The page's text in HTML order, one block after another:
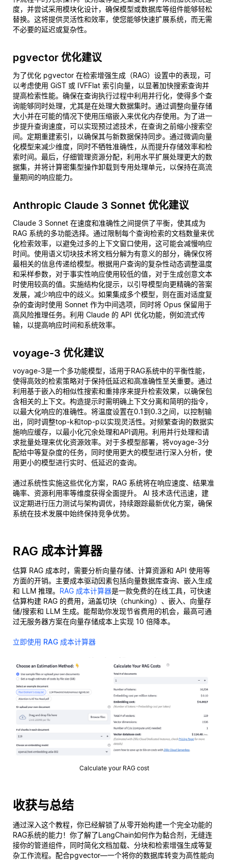
度，并尝试采用模块化设计，确保模型或数据库等组件能够轻松
替换。这将提供灵活性和效率，使您能够快速扩展系统，而无需
不必要的延迟或复杂性。
pgvector 优化建议
为了优化 pgvector 在检索增强生成（RAG）设置中的表现，可
以考虑使用 GiST 或 IVFFlat 索引向量，以显著加快搜索查询并
提高检索性能。确保在查询执行过程中利用并行化，使得多个查
询能够同时处理，尤其是在处理大数据集时。通过调整向量存储
大小并在可能的情况下使用压缩嵌入来优化内存使用。为了进一
步提升查询速度，可以实现预过滤技术，在查询之前缩小搜索空
间。定期重建索引，以确保其与新数据保持同步。通过微调向量
化模型来减少维度，同时不牺牲准确性，从而提升存储效率和检
索时间。最后，仔细管理资源分配，利用水平扩展处理更大的数
据集，并将计算密集型操作卸载到专用处理单元，以保持在高流
量期间的响应能力。
Anthropic Claude 3 Sonnet 优化建议
Claude 3 Sonnet 在速度和准确性之间提供了平衡，使其成为
RAG 系统的多功能选择。通过限制每个查询检索的文档数量来优
化检索效率，以避免过多的上下文窗口使用，这可能会减慢响应
时间。使用语义切块技术将文档分解为有意义的部分，确保仅将
最相关的信息传递给模型。根据用户查询的复杂性动态调整温度
和采样参数，对于事实性响应使用较低的值，对于生成创意文本
时使用较高的值。实施结构化提示，以引导模型向更精确的答案
发展，减少响应中的歧义。如果集成多个模型，则在面对适度复
杂的查询时使用 Sonnet 作为中间选项，同时将 Opus 保留用于
高风险推理任务。利用 Claude 的 API 优化功能，例如流式传
输，以提高响应时间和系统效率。
voyage-3 优化建议
voyage-3是一个多功能模型，适用于RAG系统中的平衡性能，
使得高效的检索策略对于保持低延迟和高准确性至关重要。通过
利用基于嵌入的相似性搜索和重排序来提升检索效果，以确保包
含相关的上下文。构造提示时需明确上下文分离和简明的指令，
以最大化响应的准确性。将温度设置在0.1到0.3之间，以控制输
出，同时调整top-k和top-p以实现灵活性。对频繁查询的数据实
施响应缓存，以最小化冗余处理和API调用。利用并行处理和请
求批量处理来优化资源效率。对于多模型部署，将voyage-3分
配给中等复杂度的任务，同时使用更大的模型进行深入分析，使
用更小的模型进行实时、低延迟的查询。
通过系统性实施这些优化方案，RAG 系统将在响应速度、结果准
确率、资源利用率等维度获得全面提升。 AI 技术迭代迅速，建
议定期进行压力测试与架构调优，持续跟踪最新优化方案，确保
系统在技术发展中始终保持竞争优势。
RAG 成本计算器
估算 RAG 成本时，需要分析向量存储、计算资源和 API 使用等
方面的开销。主要成本驱动因素包括向量数据库查询、嵌入生成
和 LLM 推理。 RAG 成本计算器是一款免费的在线工具，可快速
估算构建 RAG 的费用，涵盖切块（chunking）、嵌入、向量存
储/搜索和 LLM 生成。能帮助你发现节省费用的机会，最高可通
过无服务器方案在向量存储成本上实现 10 倍降本。
立即使用 RAG 成本计算器
Calculate your RAG cost
收获与总结
通过深入这个教程，你已经解锁了从零开始构建一个完全功能的
RAG系统的能力！你了解了LangChain如何作为黏合剂，无缝连
接你的管道组件，同时简化文档加载、分块和检索增强生成等复
杂工作流程。配合pgvector—一个将你的数据库转变为高性能向